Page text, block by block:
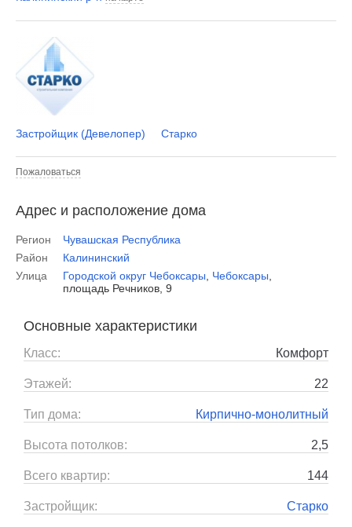
Застройщик (Девелопер) Старко
Пожаловаться
Адрес и расположение дома
Регион
Чувашская Республика
Район
Калининский
Улица
Городской округ Чебоксары Чебоксары
площадь Речников, 9
Основные характеристики
Класс: Комфорт
Этажей: 22
Тип дома: Кирпично-монолитный
Высота потолков: 2,5
Всего квартир: 144
Застройщик: Старко